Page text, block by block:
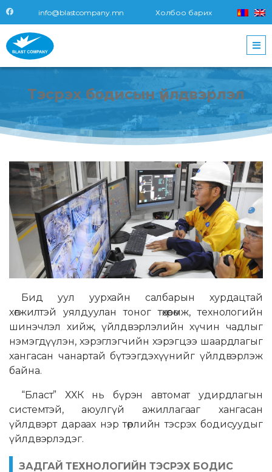
info@blastcompany.mn Холбоо барих
Тэсрэх бодисын үйлдвэрлэл
Бид уул уурхайн салбарын хурдацтай
хөгжилтэй уялдуулан тоног төхөөрөмж, технологийн
шинэчлэл хийж, үйлдвэрлэлийн хүчин чадлыг
нэмэгдүүлэн, хэрэглэгчийн хэрэгцээ шаардлагыг
хангасан чанартай бүтээгдэхүүнийг үйлдвэрлэж
байна.
“Бласт” ХХК нь бүрэн автомат удирдлагын
системтэй, аюулгүй ажиллагааг хангасан
үйлдвэрт дараах нэр төрлийн тэсрэх бодисуудыг
үйлдвэрлэдэг.
ЗАДГАЙ ТЕХНОЛОГИЙН ТЭСРЭХ БОДИС